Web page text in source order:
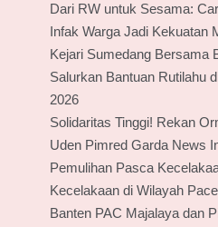
Dari RW untuk Sesama:
Infak Warga Jadi Kekuatan
Kejari Sumedang Bersama
Salurkan Bantuan Rutilahu
2026
Solidaritas Tinggi! Rekan
Uden Pimred Garda News
Pemulihan Pasca
Kecelakaan di Wilayah
Banten PAC Majalaya dan